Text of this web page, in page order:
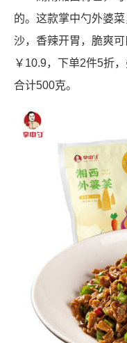
的。这款掌中勺外婆
沙，香辣开胃，脆爽
￥10.9，下单2件5折
合计500克。